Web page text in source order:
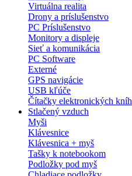
Virtuálna realita
Drony a príslušenstvo
PC Príslušenstvo
Monitory a displeje
Sieť a komunikácia
PC Software
Externé
GPS navigácie
USB kľúče
Čítačky elektronických kníh
Stlačený vzduch
Myši
Klávesnice
Klávesnica + myš
Tašky k notebookom
Podložky pod myš